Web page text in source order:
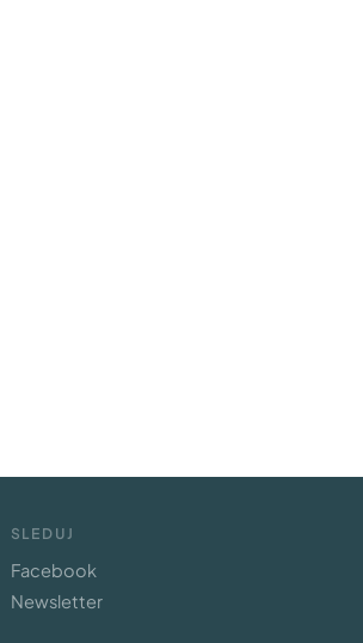
SLEDUJ
Facebook
Newsletter